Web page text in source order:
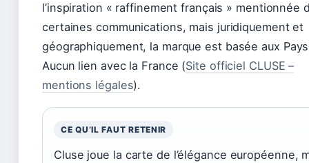
l’inspiration « raffinement français » mentionnée
certaines communications, mais juridiquement et
géographiquement, la marque est basée aux
Aucun lien avec la France (Site officiel CLUSE –
mentions légales).
CE QU’IL FAUT RETENIR
Cluse joue la carte de l’élégance européenne,